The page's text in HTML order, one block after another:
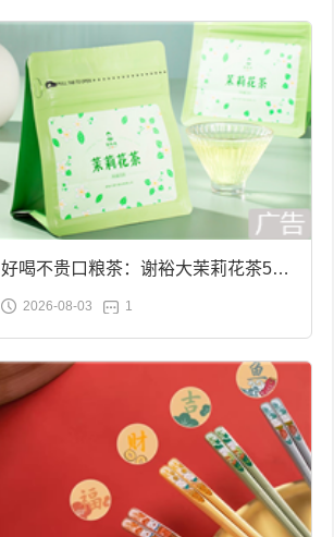
好喝不贵口粮茶：谢裕大茉莉花茶50g
袋装9.9元到手
2026-08-03 1